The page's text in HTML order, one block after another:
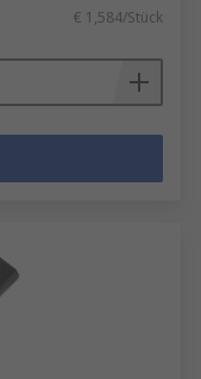
€ 1,584/Stück